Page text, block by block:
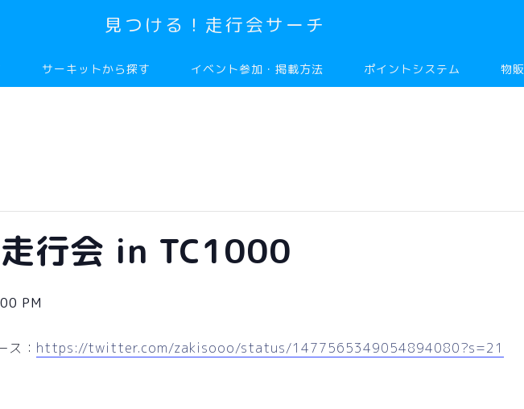
見つける！走行会サーチ
サーキットから探す イベント参加・掲載方法 ポイントシステム 物販
行会 in TC1000
PM
ス： https://twitter.com/zakisooo/status/1477565349054894080?s=21